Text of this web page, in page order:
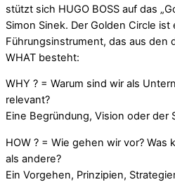
stützt sich HUGO BOSS auf das
Simon Sinek. Der Golden Circle
Führungsinstrument, das aus den
WHAT besteht:
WHY ? = Warum sind wir als
relevant?
Eine Begründung, Vision oder der
HOW ? = Wie gehen wir vor?
als andere?
Ein Vorgehen, Prinzipien,